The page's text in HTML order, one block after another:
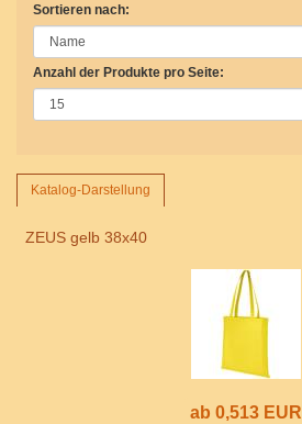
Sortieren nach:
Anzahl der Produkte pro Seite:
Katalog-Darstellung
ZEUS gelb 38x40
ab 0,513 EUR